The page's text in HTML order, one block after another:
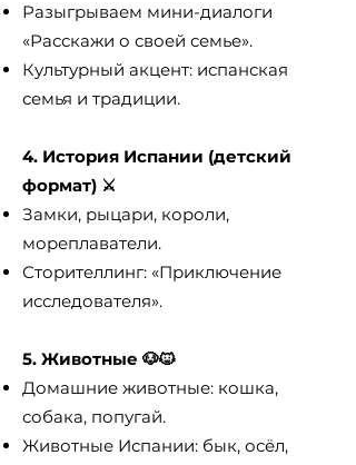
Разыгрываем мини-диалоги
«Расскажи о своей семье».
Культурный акцент: испанская
семья и традиции.
4. История Испании (детский
формат) ⚔️
Замки, рыцари, короли,
мореплаватели.
Сторителлинг: «Приключение
исследователя».
5. Животные 🐶🐱
Домашние животные: кошка,
собака, попугай.
Животные Испании: бык, осёл,